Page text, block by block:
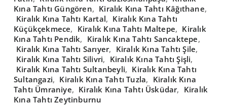
Kına Tahtı Güngören, Kiralık Kına Tahtı Kâğıthane,
Kiralık Kına Tahtı Kartal, Kiralık Kına Tahtı
Küçükçekmece, Kiralık Kına Tahtı Maltepe, Kiralık
Kına Tahtı Pendik, Kiralık Kına Tahtı Sancaktepe,
Kiralık Kına Tahtı Sarıyer, Kiralık Kına Tahtı Şile,
Kiralık Kına Tahtı Silivri, Kiralık Kına Tahtı Şişli,
Kiralık Kına Tahtı Sultanbeyli, Kiralık Kına Tahtı
Sultangazi, Kiralık Kına Tahtı Tuzla, Kiralık Kına
Tahtı Ümraniye, Kiralık Kına Tahtı Üsküdar, Kiralık
Kına Tahtı Zeytinburnu